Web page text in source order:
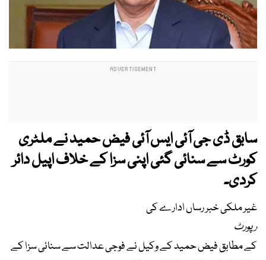
سابق ڈی جی آئی ایس آئی فیض حمید نے ملٹری
کورٹ سے سنائی گئی اپنی سزا کے خلاف اپیل دائر
کردی۔
غیر ملکی خبر رساں ادارے کی
رپورٹ
کے مطابق فیض حمید کے وکیل نے فوجی عدالت سے سنائی سزا کے